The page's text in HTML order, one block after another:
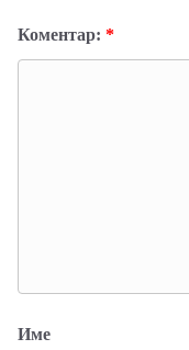
Коментар: *
Име